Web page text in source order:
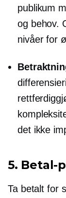
publikum
og behov.
nivåer for
det ikke
5. Betal-
Ta betalt for